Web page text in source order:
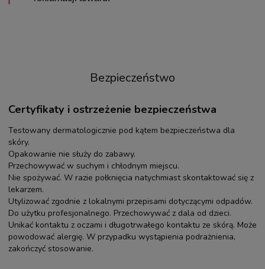
Bezpieczeństwo
Certyfikaty i ostrzeżenie bezpieczeństwa
Testowany dermatologicznie pod kątem bezpieczeństwa dla
skóry.
Opakowanie nie służy do zabawy.
Przechowywać w suchym i chłodnym miejscu.
Nie spożywać. W razie połknięcia natychmiast skontaktować się z
lekarzem.
Utylizować zgodnie z lokalnymi przepisami dotyczącymi odpadów.
Do użytku profesjonalnego. Przechowywać z dala od dzieci.
Unikać kontaktu z oczami i długotrwałego kontaktu ze skórą. Może
powodować alergię. W przypadku wystąpienia podrażnienia,
zakończyć stosowanie.